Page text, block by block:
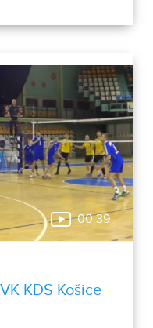
00:39
KDS Košice